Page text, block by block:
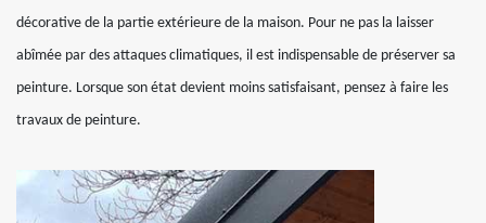
décorative de la partie extérieure de la maison. Pour ne pas la laisser
abîmée par des attaques climatiques, il est indispensable de préserver sa
peinture. Lorsque son état devient moins satisfaisant, pensez à faire les
travaux de peinture.